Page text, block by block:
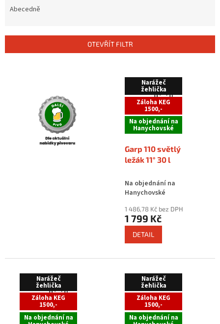
r
Abecedně
OTEVŘÍT FILTR
Narážeč
žehlička
Záloha KEG
1500,-
Na objednání na
Hanychovské
Garp 110 světlý
ležák 11° 30 l
Na objednání na
Hanychovské
1 486,78 Kč bez DPH
1 799 Kč
DETAIL
Narážeč
žehlička
Záloha KEG
1500,-
Na objednání na
Narážeč
žehlička
Záloha KEG
1500,-
Na objednání na